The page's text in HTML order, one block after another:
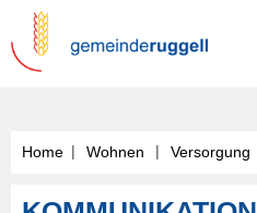
Home | Wohnen | Versorgung